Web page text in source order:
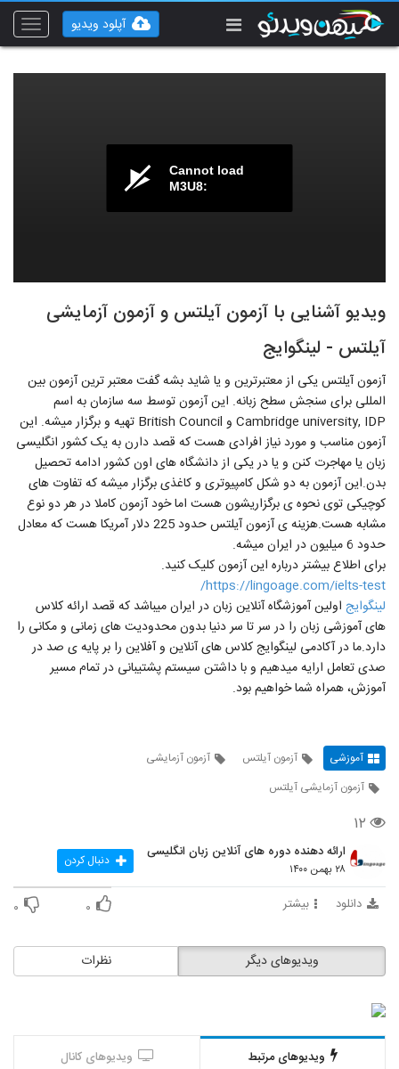
Toggle
آپلود ویدیو
Cannot load
M3U8:
ویدیو آشنایی با آزمون آیلتس و آزمون آزمایشی
آیلتس - لینگوایج
آزمون آیلتس یکی از معتبرترین و یا شاید بشه گفت معتبر ترین آزمون بین
المللی برای سنجش سطح زبانه. این آزمون توسط سه سازمان به اسم
Cambridge university, IDP و British Council تهیه و برگزار میشه. این
آزمون مناسب و مورد نیاز افرادی هست که قصد دارن به یک کشور انگلیسی
زبان یا مهاجرت کنن و یا در یکی از دانشگاه های اون کشور ادامه تحصیل
بدن.این آزمون به دو شکل کامپیوتری و کاغذی برگزار میشه که تفاوت های
کوچیکی توی نحوه ی برگزاریشون هست اما خود آزمون کاملا در هر دو نوع
مشابه هست.هزینه ی آزمون آیلتس حدود 225 دلار آمریکا هست که معادل
حدود 6 میلیون در ایران میشه.
برای اطلاع بیشتر درباره این آزمون کلیک کنید.
https://lingoage.com/ielts-test/
لینگوایج اولین آموزشگاه آنلاین زبان در ایران میباشد که قصد ارائه کلاس
های آموزشی زبان را در سر تا سر دنیا بدون محدودیت های زمانی و مکانی را
دارد.ما در آکادمی لینگوایج کلاس های آنلاین و آفلاین را بر پایه ی صد در
صدی تعامل ارایه میدهیم و با داشتن سیستم پشتیبانی در تمام مسیر
آموزش، همراه شما خواهیم بود.
آموزشی آزمون آیلتس
آزمون آزمایشی
آزمون آزمایشی آیلتس
۱۲
ارائه دهنده دوره های آنلاین زبان انگلیسی
۲۸ بهمن ۱۴۰۰ دنبال کردن
دانلود بیشتر ۰ ۰
نظرات ویدیوهای دیگر
ویدیوهای مرتبط ویدیوهای کانال